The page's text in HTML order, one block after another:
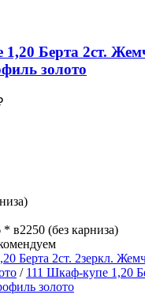
Берта 2ст.
золото
в2250 (без карниза)
Берта 2ст. 2зеркл.
/ 111 Шкаф-купе 1,20
золото